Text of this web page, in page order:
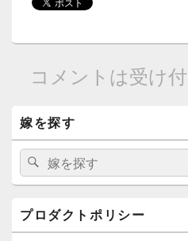
コメントは受け
イ
ン
サ
ド
ー
嫁を探す
検
索:
検
索
プロダクトポリシー